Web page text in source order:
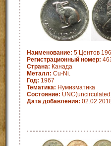
Наименование: 5 Центов
Регистрационный номер:
Страна: Канада
Металл: Cu-Ni.
Год: 1967
Тематика: Нумизматика
Состояние:
Дата добавления: